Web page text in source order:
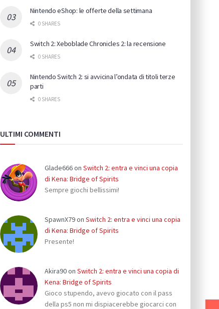
Nintendo eShop: le offerte della settimana
0 SHARES
Switch 2: Xeboblade Chronicles 2: la recensione
0 SHARES
Nintendo Switch 2: si avvicina l’ondata di titoli terze
parti
0 SHARES
ULTIMI COMMENTI
Glade666on Switch 2: entra e vinci una copia
di Kena: Bridge of Spirits
Sempre giochi bellissimi!
SpawnX79on Switch 2: entra e vinci una copia
di Kena: Bridge of Spirits
Presente!
Akira90on Switch 2: entra e vinci una copia di
Kena: Bridge of Spirits
Gioco stupendo, avevo giocato con il pass
della ps5 non mi dispiacerebbe giocarci con